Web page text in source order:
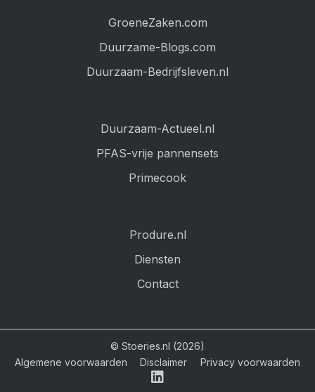
GroeneZaken.com
Duurzame-Blogs.com
Duurzaam-Bedrijfsleven.nl
Duurzaam-Actueel.nl
PFAS-vrije pannensets
Primecook
Produre.nl
Diensten
Contact
© Stoeries.nl (2026)
Algemene voorwaarden
Disclaimer Privacy voorwaarden